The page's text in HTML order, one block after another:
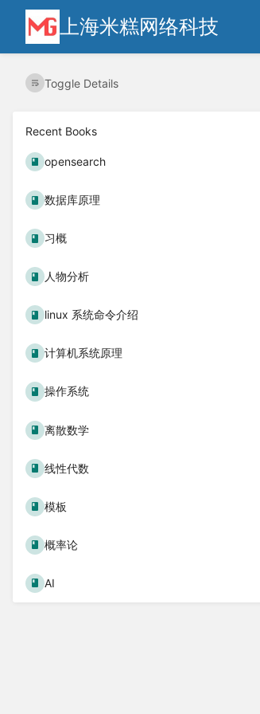
上海米糕网络科技
Toggle Details
Recent Books
opensearch
数据库原理
习概
人物分析
linux 系统命令介绍
计算机系统原理
操作系统
离散数学
线性代数
模板
概率论
AI